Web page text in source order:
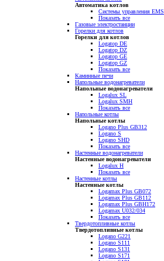
Автоматика котлов
Системы управления EMS
Показать все
Газовые электростанции
Горелки для котлов
Горелки для котлов
Logatop DE
Logatop DZ
Logatop GE
Logatop GZ
Показать все
Каминные печи
Напольные водонагреватели
Напольные водонагреватели
Logalux SL
Logalux SMH
Показать все
Напольные котлы
Напольные котлы
Logano Plus GB312
Logano S
Logano SHD
Показать все
Настенные водонагреватели
Настенные водонагреватели
Logalux H
Показать все
Настенные котлы
Настенные котлы
Logamax Plus GB072
Logamax Plus GB112
Logamax Plus GBH172
Logamax U032/034
Показать все
Твердотопливные котлы
Твердотопливные котлы
Logano G221
Logano S111
Logano S131
Logano S171